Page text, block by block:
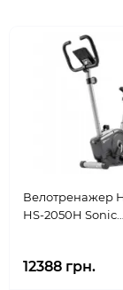
Велотренажер
HS-2050H Sonic
12388 грн.